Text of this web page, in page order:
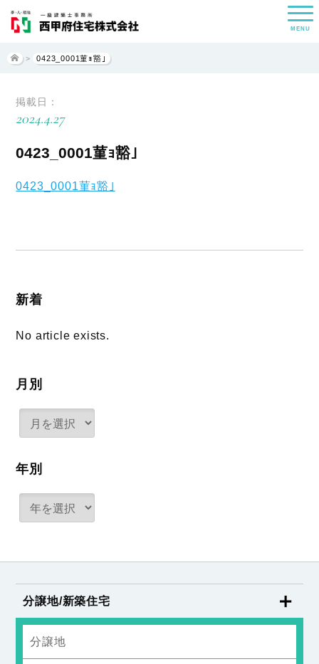
MENU
> 0423_0001菫ｮ豁｣
掲載日：
2024.4.27
0423_0001菫ｮ豁｣
0423_0001菫ｮ豁｣
新着
No article exists.
月別
年別
分譲地/新築住宅
分譲地